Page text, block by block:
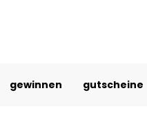
gewinnen gutscheine